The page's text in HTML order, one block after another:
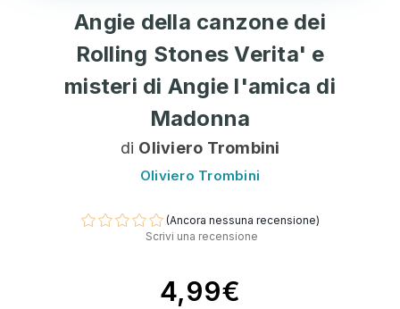
Angie della canzone dei
Rolling Stones Verita' e
misteri di Angie l'amica di
Madonna
di Oliviero Trombini
Oliviero Trombini
(Ancora nessuna recensione)
Scrivi una recensione
4,99€